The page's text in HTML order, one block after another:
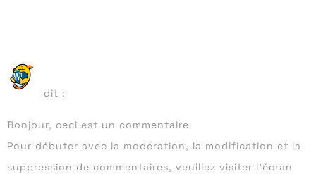
dit :
Bonjour, ceci est un commentaire.
Pour débuter avec la modération, la modification et la
suppression de commentaires, veuillez visiter l’écran